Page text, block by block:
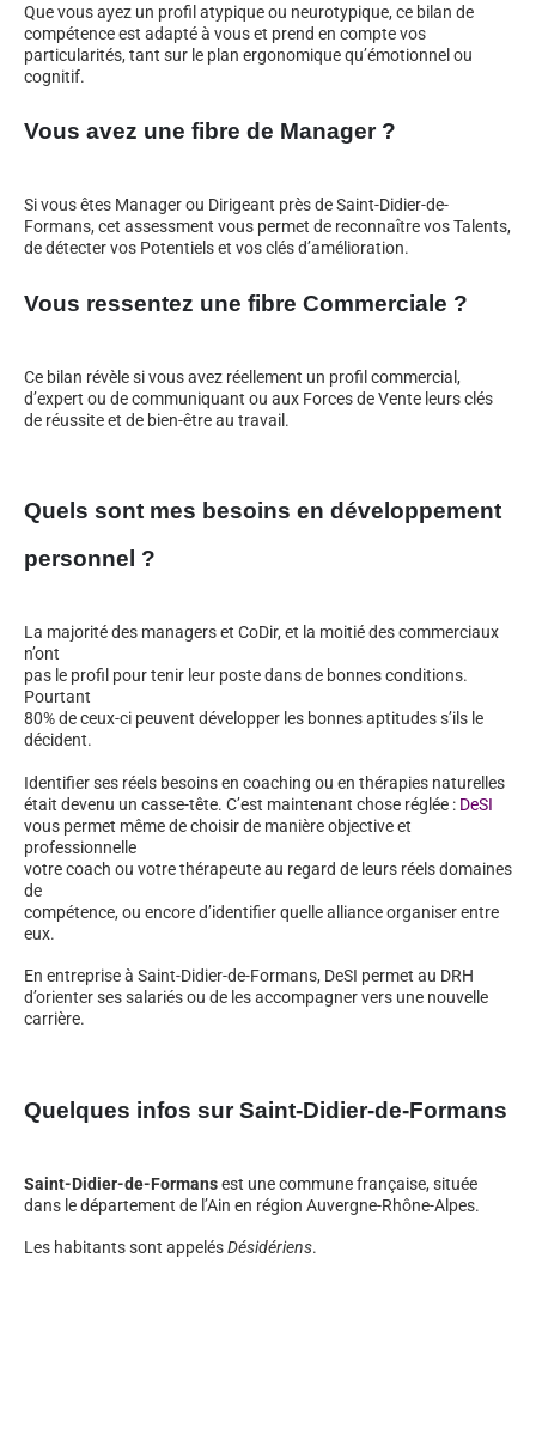
Que vous ayez un profil atypique ou neurotypique, ce bilan de
compétence est adapté à vous et prend en compte vos
particularités, tant sur le plan ergonomique qu’émotionnel ou
cognitif.
Vous avez une fibre de Manager ?
Si vous êtes Manager ou Dirigeant près de Saint-Didier-de-
Formans, cet assessment vous permet de reconnaître vos Talents,
de détecter vos Potentiels et vos clés d’amélioration.
Vous ressentez une fibre Commerciale ?
Ce bilan révèle si vous avez réellement un profil commercial,
d’expert ou de communiquant ou aux Forces de Vente leurs clés
de réussite et de bien-être au travail.
Quels sont mes besoins en développement
personnel ?
La majorité des managers et CoDir, et la moitié des commerciaux
n’ont
pas le profil pour tenir leur poste dans de bonnes conditions.
Pourtant
80% de ceux-ci peuvent développer les bonnes aptitudes s’ils le
décident.
Identifier ses réels besoins en coaching ou en thérapies naturelles
était devenu un casse-tête. C’est maintenant chose réglée : DeSI
vous permet même de choisir de manière objective et
professionnelle
votre coach ou votre thérapeute au regard de leurs réels domaines
de
compétence, ou encore d’identifier quelle alliance organiser entre
eux.
En entreprise à Saint-Didier-de-Formans, DeSI permet au DRH
d’orienter ses salariés ou de les accompagner vers une nouvelle
carrière.
Quelques infos sur Saint-Didier-de-Formans
Saint-Didier-de-Formansest une commune française, située
dans le département de l’Ain en région Auvergne-Rhône-Alpes.
Les habitants sont appelésDésidériens.